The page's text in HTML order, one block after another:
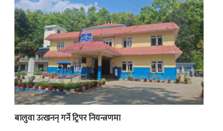
बालुवा उत्खनन् गर्ने ट्रिपर नियन्त्रणमा